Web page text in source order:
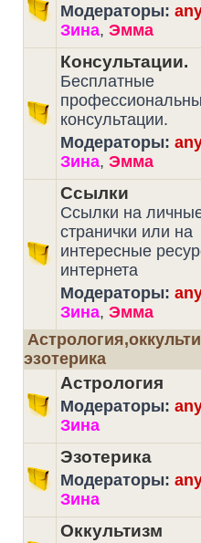
Модераторы:
Зина, Эмма
Консультации.
Бесплатные
консультации.
Модераторы:
Зина, Эмма
Ссылки
Ссылки на
странички или на
интересные
интернета
Модераторы:
Зина, Эмма
эзотерика
Астрология
Модераторы:
Зина
Эзотерика
Модераторы:
Зина
Оккультизм